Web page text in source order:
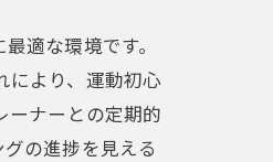
適な環境です。
により、運動初心
ーナーとの定期的
の進捗を見える